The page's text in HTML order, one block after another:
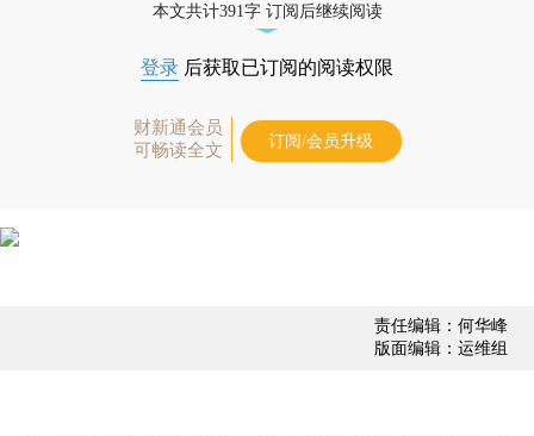
本文共计391字 订阅后继续阅读
登录 后获取已订阅的阅读权限
财新通会员
可畅读全文
订阅/会员升级
责任编辑：何华峰
版面编辑：运维组